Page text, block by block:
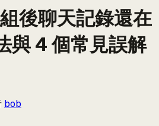
後聊天記錄還在
與 4 個常見誤解
bob